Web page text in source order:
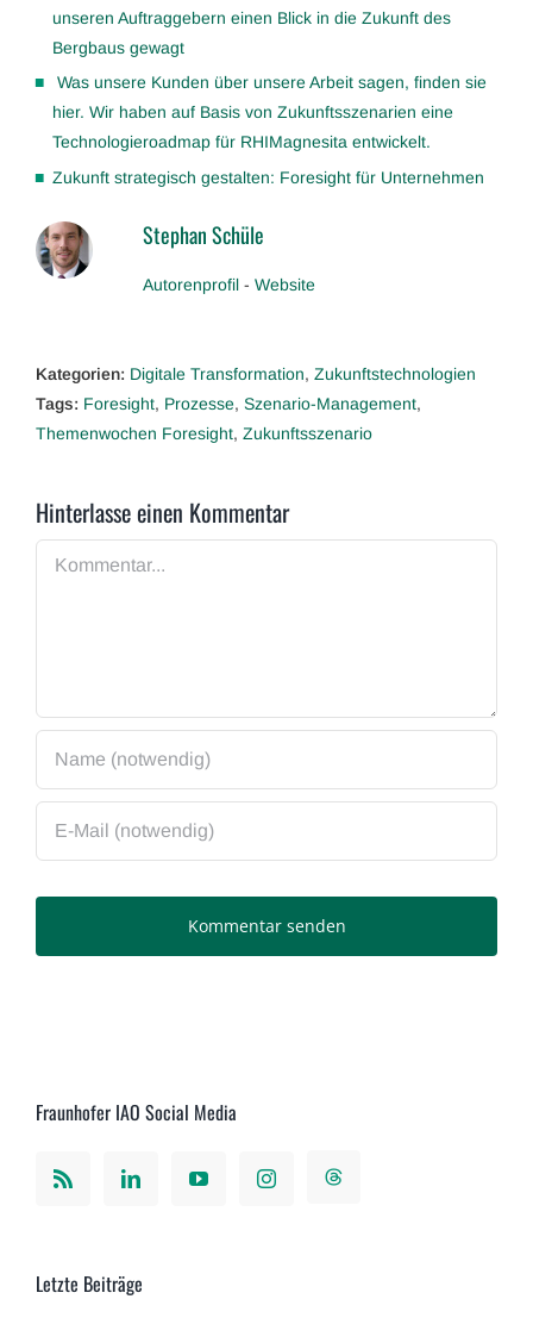
unseren Auftraggebern einen Blick in die Zukunft des
Bergbaus gewagt
Was unsere Kunden über unsere Arbeit sagen, finden sie
hier. Wir haben auf Basis von Zukunftsszenarien eine
Technologieroadmap für RHIMagnesita entwickelt.
Zukunft strategisch gestalten: Foresight für Unternehmen
Stephan Schüle
Autorenprofil - Website
Kategorien: Digitale Transformation, Zukunftstechnologien
Tags: Foresight, Prozesse, Szenario-Management,
Themenwochen Foresight, Zukunftsszenario
Hinterlasse einen Kommentar
Fraunhofer IAO Social Media
Letzte Beiträge